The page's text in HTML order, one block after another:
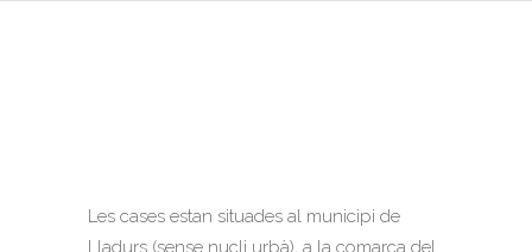
Les cases estan situades al municipi de
Lladurs (sense nucli urbà), a la comarca del